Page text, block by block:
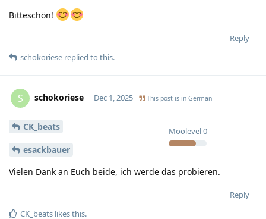
Bitteschön!
Reply
schokoriese replied to this.
S schokoriese
Moolevel0
Dec 1, 2025 This post is in German
CK_beats
esackbauer
Vielen Dank an Euch beide, ich werde das probieren.
Reply
CK_beats likes this.